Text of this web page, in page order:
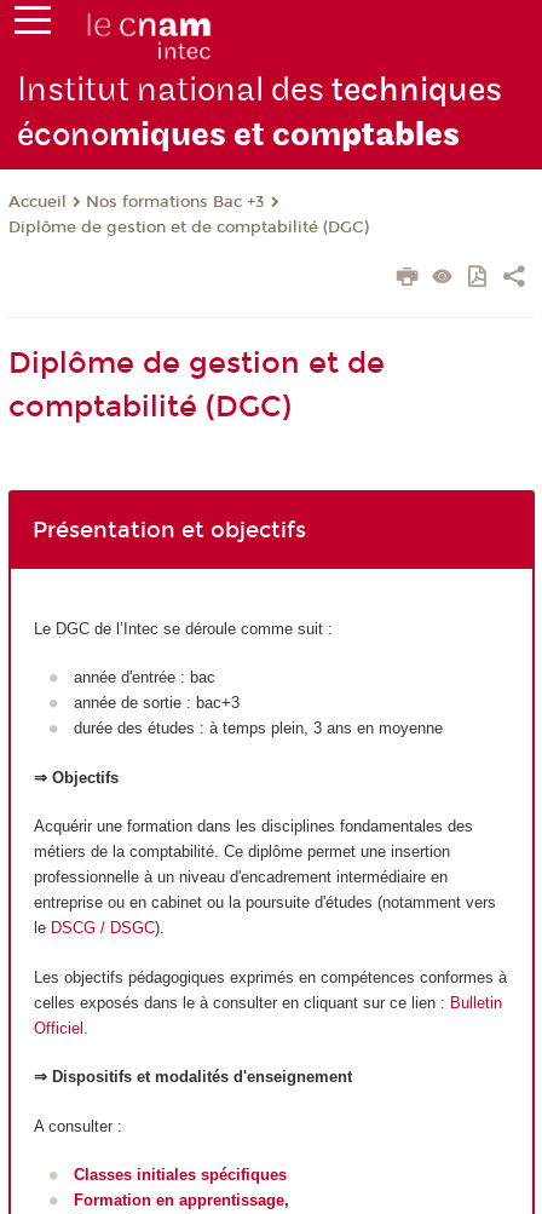
Institut national destechniques
économiques et comptables
Accueil
Nos formations Bac +3
Diplôme de gestion et de comptabilité (DGC)
Diplôme de gestion et de
comptabilité (DGC)
Présentation et objectifs
Le DGC de l’Intec se déroule comme suit :
année d'entrée : bac
année de sortie : bac+3
durée des études : à temps plein, 3 ans en moyenne
⇒ Objectifs
Acquérir une formation dans les disciplines fondamentales des
métiers de la comptabilité. Ce diplôme permet une insertion
professionnelle à un niveau d'encadrement intermédiaire en
entreprise ou en cabinet ou la poursuite d'études (notamment vers
le DSCG / DSGC).
Les objectifs pédagogiques exprimés en compétences conformes à
celles exposés dans le à consulter en cliquant sur ce lien : Bulletin
Officiel
⇒ Dispositifs et modalités d'enseignement
A consulter :
Classes initiales spécifiques
Formation en apprentissage,